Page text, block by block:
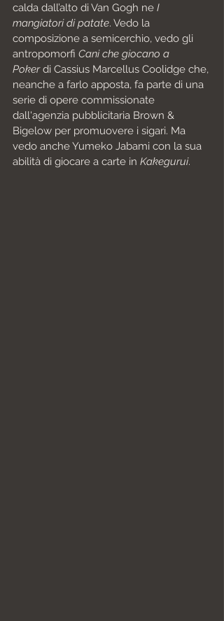
calda dall’alto di Van Gogh ne I
mangiatori di patate. Vedo la
composizione a semicerchio, vedo gli
antropomorfi Cani che giocano a
Poker di Cassius Marcellus Coolidge che,
neanche a farlo apposta, fa parte di una
serie di opere commissionate
dall'agenzia pubblicitaria Brown &
Bigelow per promuovere i sigari. Ma
vedo anche Yumeko Jabami con la sua
abilità di giocare a carte in Kakegurui.